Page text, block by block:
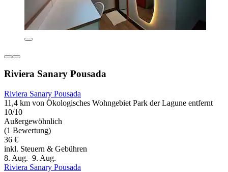
Riviera Sanary Pousada
Riviera Sanary Pousada
11,4 km von Ökologisches Wohngebiet Park der Lagune entfernt
10/10
Außergewöhnlich
(1 Bewertung)
36 €
inkl. Steuern & Gebühren
8. Aug.–9. Aug.
Riviera Sanary Pousada